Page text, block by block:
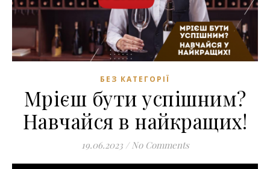
БЕЗ КАТЕГОРІЇ
Мрієш бути успішним?
Навчайся в найкращих!
19.06.2023 / No Comments